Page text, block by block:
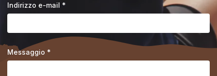
Indirizzo e-mail *
Messaggio *